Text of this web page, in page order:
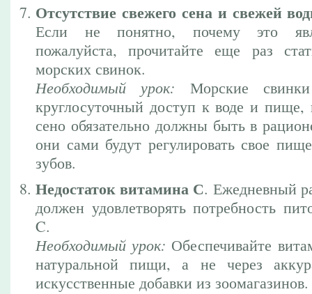
Отсутствие свежего сена и свежей
Если не понятно, почему это
пожалуйста, прочитайте еще раз
морских свинок.
Необходимый урок: Морские
круглосуточный доступ к воде и пище,
сено обязательно должны быть в
они сами будут регулировать свое
зубов.
Недостаток витамина С. Ежедневный
должен удовлетворять потребность
C.
Необходимый урок: Обеспечивайте
натуральной пищи, а не через
искусственные добавки из зоомагазинов.